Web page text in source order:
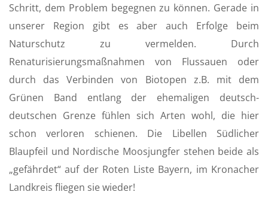
Schritt, dem Problem begegnen zu können. Gerade in
unserer Region gibt es aber auch Erfolge beim
Naturschutz zu vermelden. Durch
Renaturisierungsmaßnahmen von Flussauen oder
durch das Verbinden von Biotopen z.B. mit dem
Grünen Band entlang der ehemaligen deutsch-
deutschen Grenze fühlen sich Arten wohl, die hier
schon verloren schienen. Die Libellen Südlicher
Blaupfeil und Nordische Moosjungfer stehen beide als
„gefährdet“ auf der Roten Liste Bayern, im Kronacher
Landkreis fliegen sie wieder!